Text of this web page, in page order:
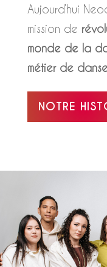
Aujourd’hui
mission de
monde de la
métier de
NOTRE